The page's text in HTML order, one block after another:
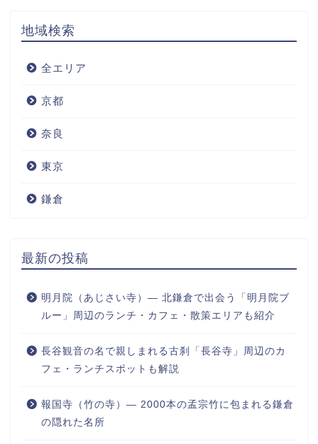
地域検索
全エリア
京都
奈良
東京
鎌倉
最新の投稿
明月院（あじさい寺）― 北鎌倉で出会う「明月院ブ
ルー」周辺のランチ・カフェ・散策エリアも紹介
長谷観音の名で親しまれる古刹「長谷寺」周辺のカ
フェ・ランチスポットも解説
報国寺（竹の寺）― 2000本の孟宗竹に包まれる鎌倉
の隠れた名所